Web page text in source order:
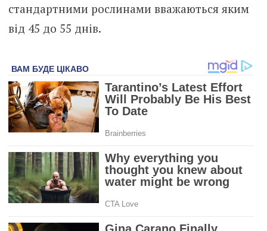
стандартними рослинами вважаються яким
від 45 до 55 днів.